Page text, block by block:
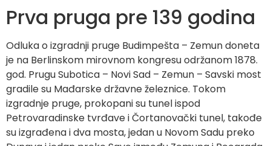
Prva pruga pre 139 godina
Odluka o izgradnji pruge Budimpešta – Zemun doneta
je na Berlinskom mirovnom kongresu održanom 1878.
god. Prugu Subotica – Novi Sad – Zemun – Savski most
gradile su Mađarske državne železnice. Tokom
izgradnje pruge, prokopani su tunel ispod
Petrovaradinske tvrđave i Čortanovački tunel, takođe
su izgrađena i dva mosta, jedan u Novom Sadu preko